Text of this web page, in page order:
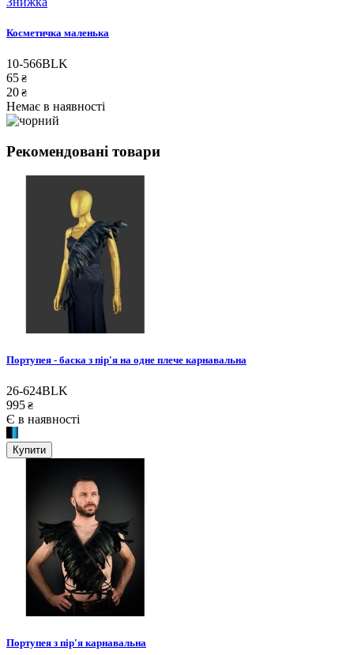
Косметичка маленька
10-566BLK
65 ₴
20 ₴
Немає в наявності
Рекомендовані товари
Портупея - баска з пір'я на одне плече карнавальна
26-624BLK
995 ₴
Є в наявності
Купити
Портупея з пір'я карнавальна